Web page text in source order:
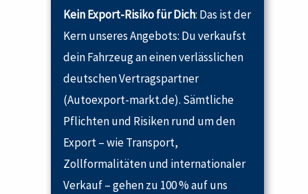
Kein Export-Risiko für Dich: Das ist der
Kern unseres Angebots: Du verkaufst
dein Fahrzeug an einen verlässlichen
deutschen Vertragspartner
(Autoexport-markt.de). Sämtliche
Pflichten und Risiken rund um den
Export – wie Transport,
Zollformalitäten und internationaler
Verkauf – gehen zu 100 % auf uns